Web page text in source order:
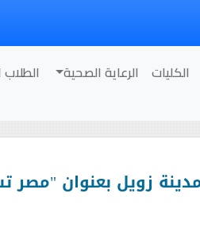
الكليات الرعاية الصحية
زويل بعنوان "مصر